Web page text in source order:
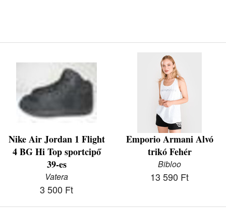
Nike Air Jordan 1 Flight
4 BG Hi Top sportcipő
39-es
Vatera
3 500 Ft
Emporio Armani Alvó
trikó Fehér
Bibloo
13 590 Ft